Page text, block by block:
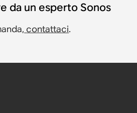
da un esperto Sonos
contattaci.